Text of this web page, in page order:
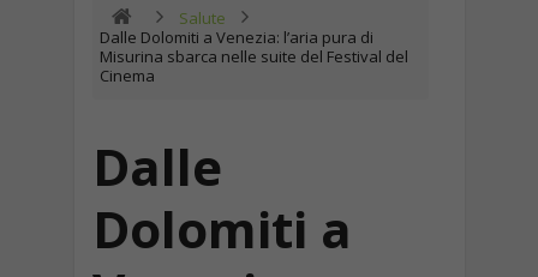
Salute
Dalle Dolomiti a Venezia: l’aria pura di
Misurina sbarca nelle suite del Festival del
Cinema
Dalle
Dolomiti a